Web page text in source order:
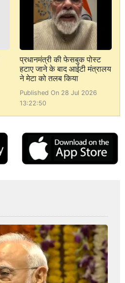
प्रधानमंत्री की फेसबुक पोस्ट
हटाए जाने के बाद आईटी मंत्रालय
ने मेटा को तलब किया
Published On 28 Jul 2026
13:22:50